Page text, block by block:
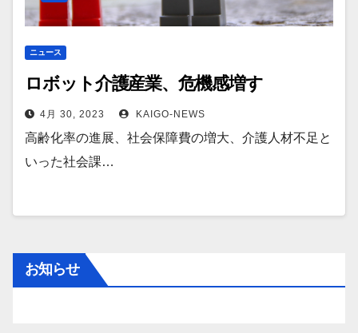
ニュース
ロボット介護産業、危機感増す
4月 30, 2023 KAIGO-NEWS
高齢化率の進展、社会保障費の増大、介護人材不足と
いった社会課…
お知らせ